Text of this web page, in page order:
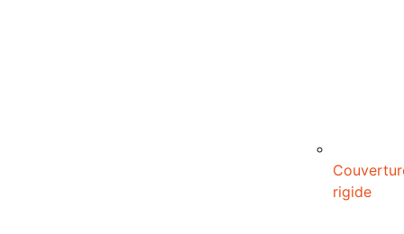
rigide